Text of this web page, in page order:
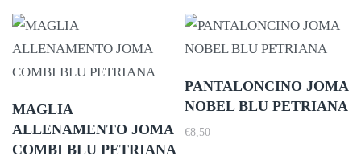
MAGLIA
ALLENAMENTO JOMA
COMBI BLU PETRIANA
PANTALONCINO JOMA
NOBEL BLU PETRIANA
€8,50